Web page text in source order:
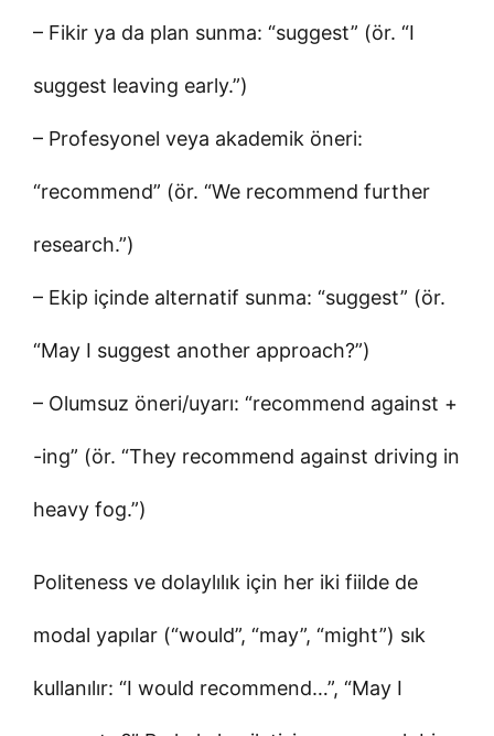
– Fikir ya da plan sunma: “suggest” (ör. “I
suggest leaving early.”)
– Profesyonel veya akademik öneri:
“recommend” (ör. “We recommend further
research.”)
– Ekip içinde alternatif sunma: “suggest” (ör.
“May I suggest another approach?”)
– Olumsuz öneri/uyarı: “recommend against +
-ing” (ör. “They recommend against driving in
heavy fog.”)
Politeness ve dolaylılık için her iki fiilde de
modal yapılar (“would”, “may”, “might”) sık
kullanılır: “I would recommend…”, “May I